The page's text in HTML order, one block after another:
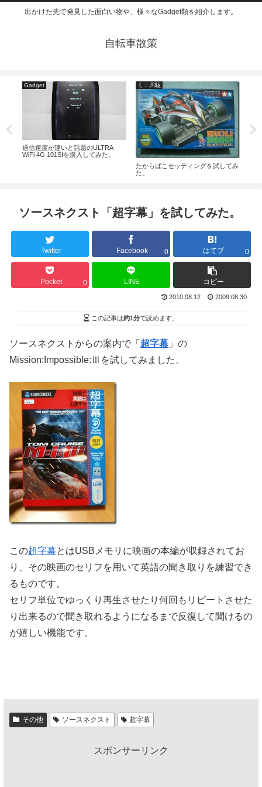
出かけた先で発見した面白い物や、様々なGadget類を紹介します。
自転車散策
Gadget
通信速度が速いと話題のULTRA
WiFi 4G 101SIを購入してみた。
ミニ四駆
たからばこセッティングを試してみ
た。
ソースネクスト「超字幕」を試してみた。
Twitter Facebook 0 はてブ 0
Pocket 0 LINE コピー
2010.08.12 2009.08.30
この記事は約1分で読めます。
ソースネクストからの案内で「 超字幕 」の
Mission:Impossible:Ⅲを試してみました。
この超字幕とはUSBメモリに映画の本編が収録されてお
り、その映画のセリフを用いて英語の聞き取りを練習でき
るものです。
セリフ単位でゆっくり再生させたり何回もリピートさせた
り出来るので聞き取れるようになるまで反復して聞けるの
が嬉しい機能です。
その他 ソースネクスト 超字幕
スポンサーリンク